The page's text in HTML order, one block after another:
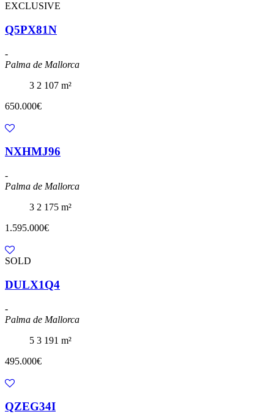
EXCLUSIVE
Q5PX81N
-
Palma de Mallorca
3 2 107 m²
650.000€
NXHMJ96
-
Palma de Mallorca
3 2 175 m²
1.595.000€
SOLD
DULX1Q4
-
Palma de Mallorca
5 3 191 m²
495.000€
QZEG34I